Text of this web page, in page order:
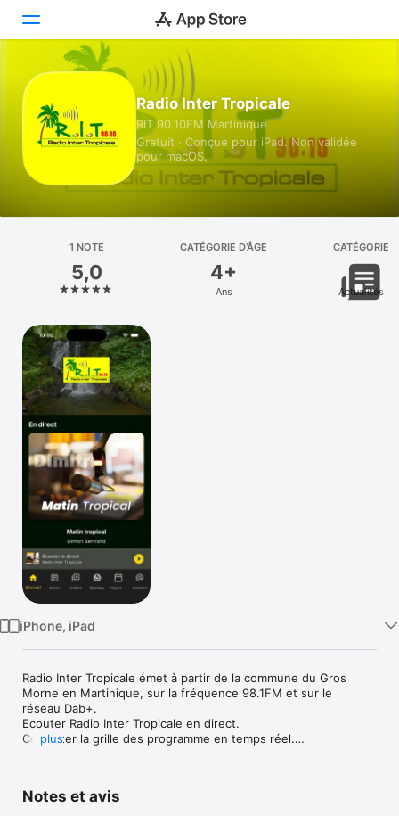
Aujourd’hui
Jeux
Plateforme
iPhone
iPad
Mac
Vision
TV
Radio Inter Tropicale
RIT 90.10FM Martinique
Gratuit · Conçue pour iPad. Non validée
pour macOS.
1 NOTE
5,0
CATÉGORIE D’ÂGE
4+
Ans
CATÉGORIE
Actualités
iPhone, iPad
Radio Inter Tropicale émet à partir de la commune du Gros
Morne en Martinique, sur la fréquence 98.1FM et sur le
réseau Dab+.
Ecouter Radio Inter Tropicale en direct.
Consulter la grille des programme en temps réel.
plus
Notes et avis